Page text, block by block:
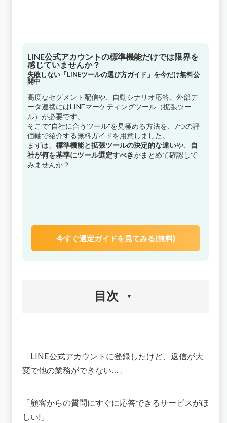
LINE公式アカウントの標準機能だけでは限界を
感じていませんか？
失敗しない「LINEツールの選び方ガイド」を今だけ無料公
開中
高度なセグメント配信や、自動シナリオ応答、外部デ
ータ連携にはLINEマーケティングツール（拡張ツー
ル）が必要です。
そこで"自社に合うツール"を見極める方法を、7つの評
価軸で紹介する無料ガイドを用意しました。
まずは、 標準機能と拡張ツールの決定的な違いや、
自
社が何を基準にツール選定すべきかまとめて確認して
みませんか？
今すぐ選定ガイドを見てみる(無料)
目次
一律応答
キーワード応答
🟢類似機能である「Messaging API」との違い
は？
「LINE公式アカウントに登録したけど、返信が大
変で他の業務ができない…」
「顧客からの質問にすぐに応答できるサービスがほ
しい!」